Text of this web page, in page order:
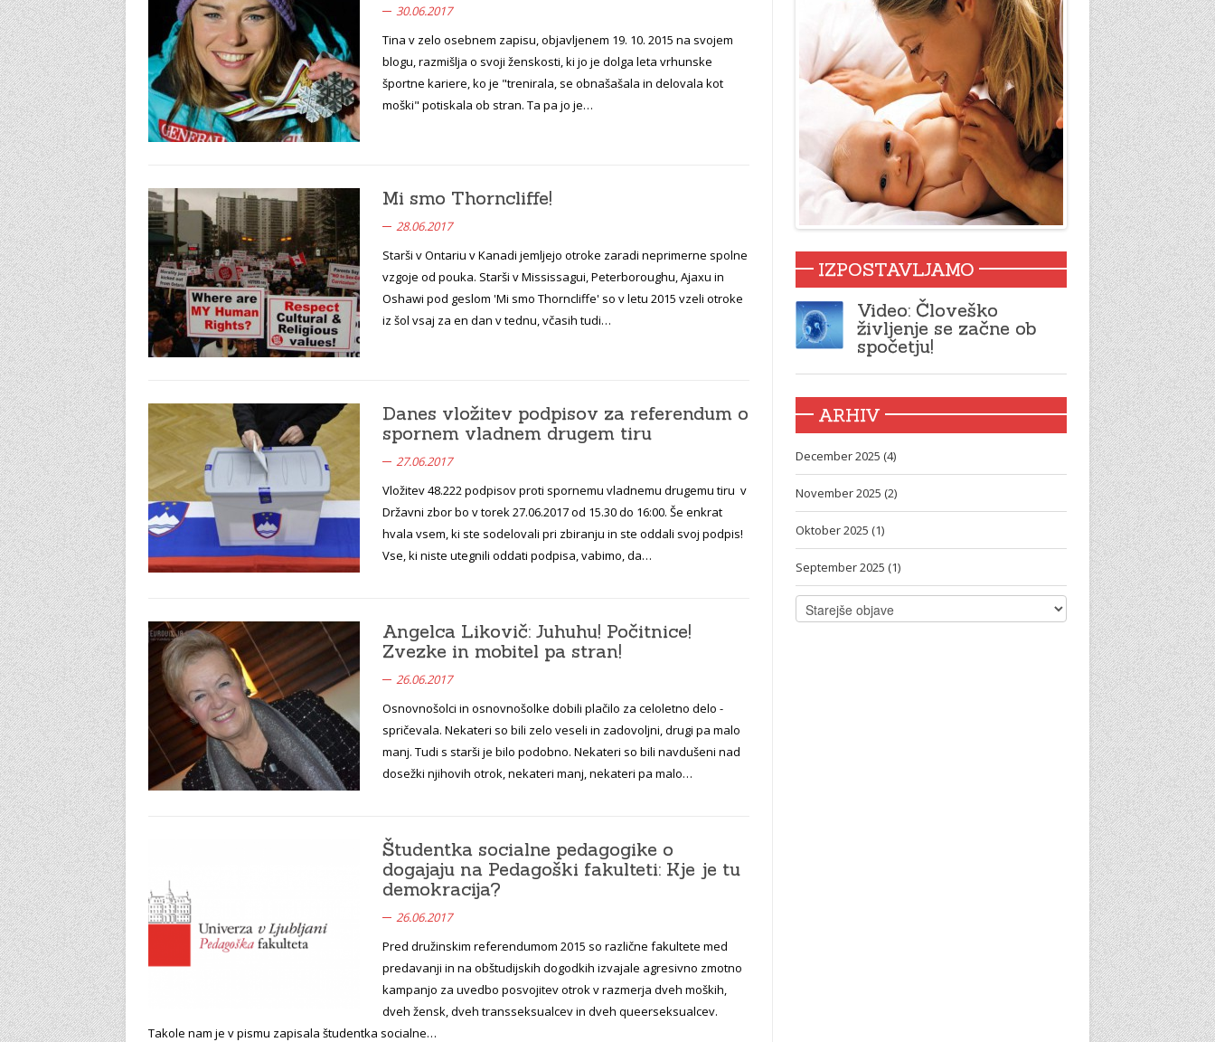
30.06.2017
Tina v zelo osebnem zapisu, objavljenem 19. 10. 2015 na svojem
blogu, razmišlja o svoji ženskosti, ki jo je dolga leta vrhunske
športne kariere, ko je "trenirala, se obnašašala in delovala kot
moški" potiskala ob stran. Ta pa jo je…
Mi smo Thorncliffe!
28.06.2017
Starši v Ontariu v Kanadi jemljejo otroke zaradi neprimerne spolne
vzgoje od pouka. Starši v Mississagui, Peterboroughu, Ajaxu in
Oshawi pod geslom 'Mi smo Thorncliffe' so v letu 2015 vzeli otroke
iz šol vsaj za en dan v tednu, včasih tudi…
Danes vložitev podpisov za referendum o
spornem vladnem drugem tiru
27.06.2017
Vložitev 48.222 podpisov proti spornemu vladnemu drugemu tiru v
Državni zbor bo v torek 27.06.2017 od 15.30 do 16:00. Še enkrat
hvala vsem, ki ste sodelovali pri zbiranju in ste oddali svoj podpis!
Vse, ki niste utegnili oddati podpisa, vabimo, da…
Angelca Likovič: Juhuhu! Počitnice!
Zvezke in mobitel pa stran!
26.06.2017
Osnovnošolci in osnovnošolke dobili plačilo za celoletno delo -
spričevala. Nekateri so bili zelo veseli in zadovoljni, drugi pa malo
manj. Tudi s starši je bilo podobno. Nekateri so bili navdušeni nad
dosežki njihovih otrok, nekateri manj, nekateri pa malo…
Študentka socialne pedagogike o
dogajaju na Pedagoški fakulteti: Kje je tu
demokracija?
26.06.2017
Pred družinskim referendumom 2015 so različne fakultete med
predavanji in na obštudijskih dogodkih izvajale agresivno zmotno
kampanjo za uvedbo posvojitev otrok v razmerja dveh moških,
dveh žensk, dveh transseksualcev in dveh queerseksualcev.
Takole nam je v pismu zapisala študentka socialne…
IZPOSTAVLJAMO
Video: Človeško
življenje se začne ob
spočetju!
ARHIV
December 2025 (4)
November 2025 (2)
Oktober 2025 (1)
September 2025 (1)